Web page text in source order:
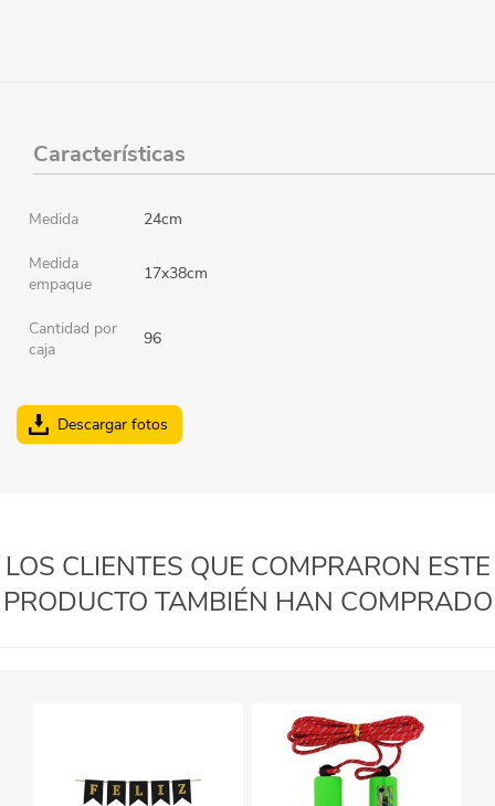
Características
Medida 24cm
Medida
empaque
17x38cm
Cantidad por
caja
96
Descargar fotos
LOS CLIENTES QUE COMPRARON ESTE
PRODUCTO TAMBIÉN HAN COMPRADO